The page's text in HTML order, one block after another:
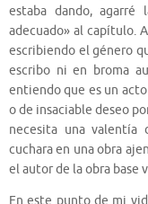
estaba dando,
adecuado» al capítulo.
escribiendo el género
escribo ni en broma
entiendo que es un
o de insaciable deseo
necesita una
cuchara en una obra
el autor de la obra base
En este punto de mi